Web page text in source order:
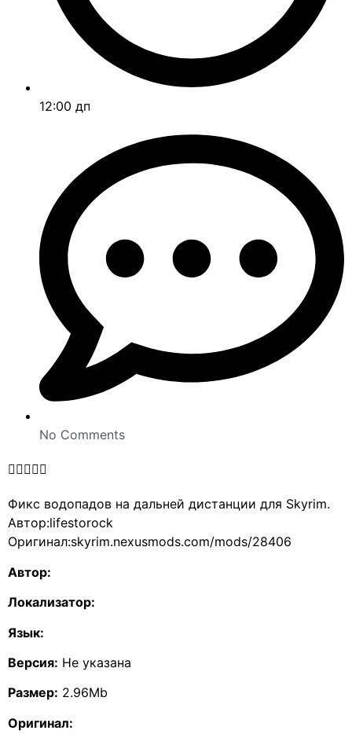
12:00 дп
No Comments

Фикс водопадов на дальней дистанции для Skyrim.
Автор:lifestorock
Оригинал:skyrim.nexusmods.com/mods/28406
Автор:
Локализатор:
Язык:
Версия: Не указана
Размер: 2.96Mb
Оригинал: